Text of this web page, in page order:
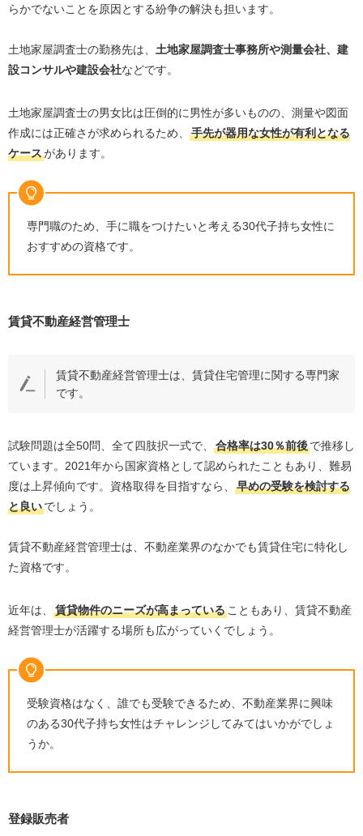
らかでないことを原因とする紛争の解決も担います。
土地家屋調査士の勤務先は、 土地家屋調査士事務所や測量会社、建
設コンサルや建設会社などです。
土地家屋調査士の男女比は圧倒的に男性が多いものの、測量や図面
作成には正確さが求められるため、
手先が器用な女性が有利となる
ケースがあります。
専門職のため、手に職をつけたいと考える30代子持ち女性に
おすすめの資格です。
賃貸不動産経営管理士
賃貸不動産経営管理士は、賃貸住宅管理に関する専門家
です。
試験問題は全50問、全て四肢択一式で、 合格率は30％前後で推移し
ています。 2021年から国家資格として認められたこともあり、難易
度は上昇傾向です。資格取得を目指すなら、
早めの受験を検討する
と良いでしょう。
賃貸不動産経営管理士は、不動産業界のなかでも賃貸住宅に特化し
た資格です。
近年は、 賃貸物件のニーズが高まっていることもあり、賃貸不動産
経営管理士が活躍する場所も広がっていくでしょう。
受験資格はなく、誰でも受験できるため、不動産業界に興味
のある30代子持ち女性はチャレンジしてみてはいかがでしょ
うか。
登録販売者